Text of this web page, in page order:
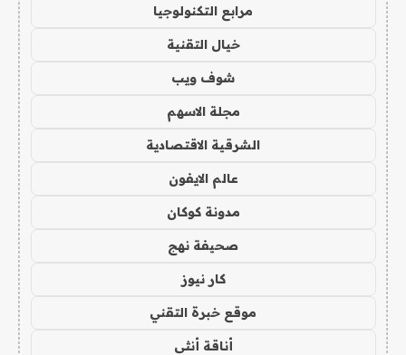
مرابع التكنولوجيا
خيال التقنية
شوف ويب
مجلة الاسهم
الشرقية الاقتصادية
عالم الايفون
مدونة كوكان
صحيفة نهج
كار نيوز
موقع خبرة التقني
أناقة أنثى